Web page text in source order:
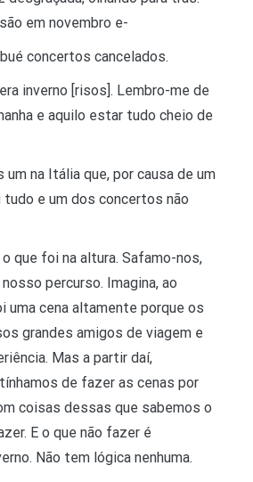
em novembro e-
concertos cancelados.
inverno [risos]. Lembro-me de
e aquilo estar tudo cheio de
um na Itália que, por causa de um
tudo e um dos concertos não
que foi na altura. Safamo-nos,
percurso. Imagina, ao
uma cena altamente porque os
grandes amigos de viagem e
Mas a partir daí,
de fazer as cenas por
coisas dessas que sabemos o
E o que não fazer é
Não tem lógica nenhuma.